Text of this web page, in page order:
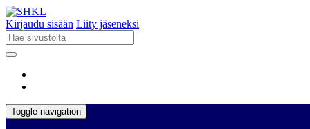
Kirjaudu sisään Liity jäseneksi
Toggle navigation